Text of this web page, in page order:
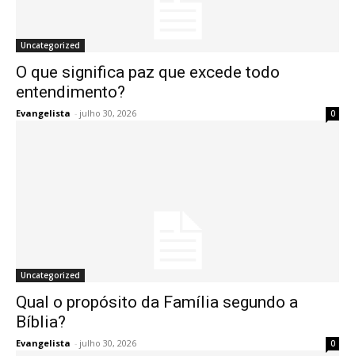
Uncategorized
O que significa paz que excede todo
entendimento?
Evangelista - julho 30, 2026 0
Uncategorized
Qual o propósito da Família segundo a
Bíblia?
Evangelista - julho 30, 2026 0